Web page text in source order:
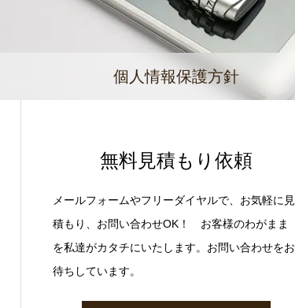
個人情報保護方針
無料見積もり依頼
メールフォームやフリーダイヤルで、お気軽に見
積もり、お問い合わせOK！ お客様のわがまま
を私達がカタチにいたします。お問い合わせをお
待ちしています。